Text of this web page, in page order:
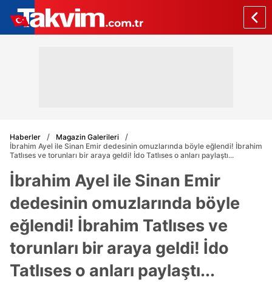
Haberler
Magazin Galerileri
İbrahim Ayel ile Sinan Emir dedesinin omuzlarında böyle eğlendi! İbrahim
Tatlıses ve torunları bir araya geldi! İdo Tatlıses o anları paylaştı...
İbrahim Ayel ile Sinan Emir
dedesinin omuzlarında böyle
eğlendi! İbrahim Tatlıses ve
torunları bir araya geldi! İdo
Tatlıses o anları paylaştı...